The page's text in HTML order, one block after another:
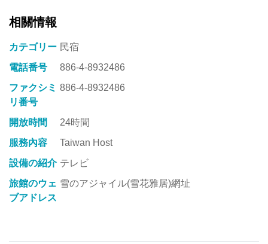
相關情報
カテゴリー 民宿
電話番号
886-4-8932486
ファクシミ
リ番号
886-4-8932486
開放時間
24時間
服務內容
Taiwan Host
設備の紹介 テレビ
旅館のウェ
ブアドレス
雪のアジャイル(雪花雅居)網址